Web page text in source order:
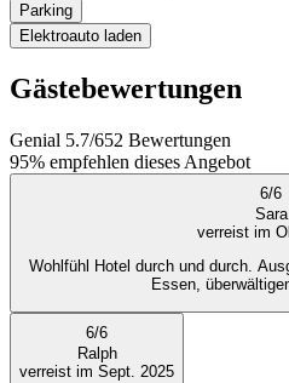
Parking
Elektroauto laden
Gästebewertungen
Genial 5.7/652 Bewertungen
95% empfehlen dieses Angebot
6/6
Sara
verreist im
Wohlfühl Hotel durch und durch.
Essen,
6/6
Ralph
verreist im Sept. 2025